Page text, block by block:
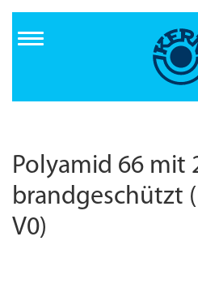
Inhalt
Polyamid 66 mit
brandgeschützt
V0)